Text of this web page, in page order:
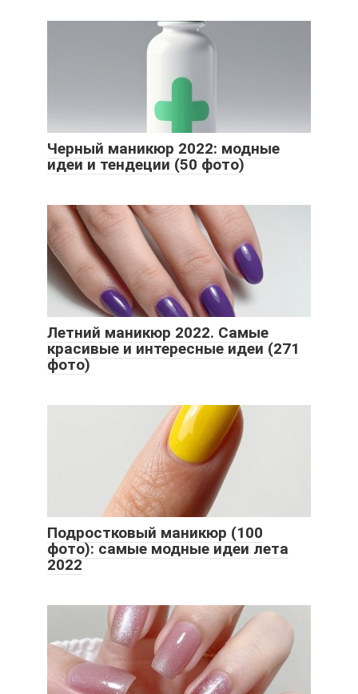
Черный маникюр 2022: модные
идеи и тендеции (50 фото)
Летний маникюр 2022. Самые
красивые и интересные идеи (271
фото)
Подростковый маникюр (100
фото): самые модные идеи лета
2022